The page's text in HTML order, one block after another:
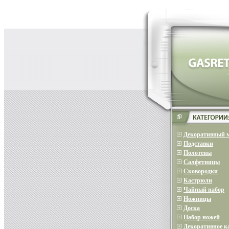
Декоративный
Подставки
Полотены
Салфетницы
Сковородки
Кастрюли
Чайный набор
Ножницы
Доска
Набор ножей
Декоративное